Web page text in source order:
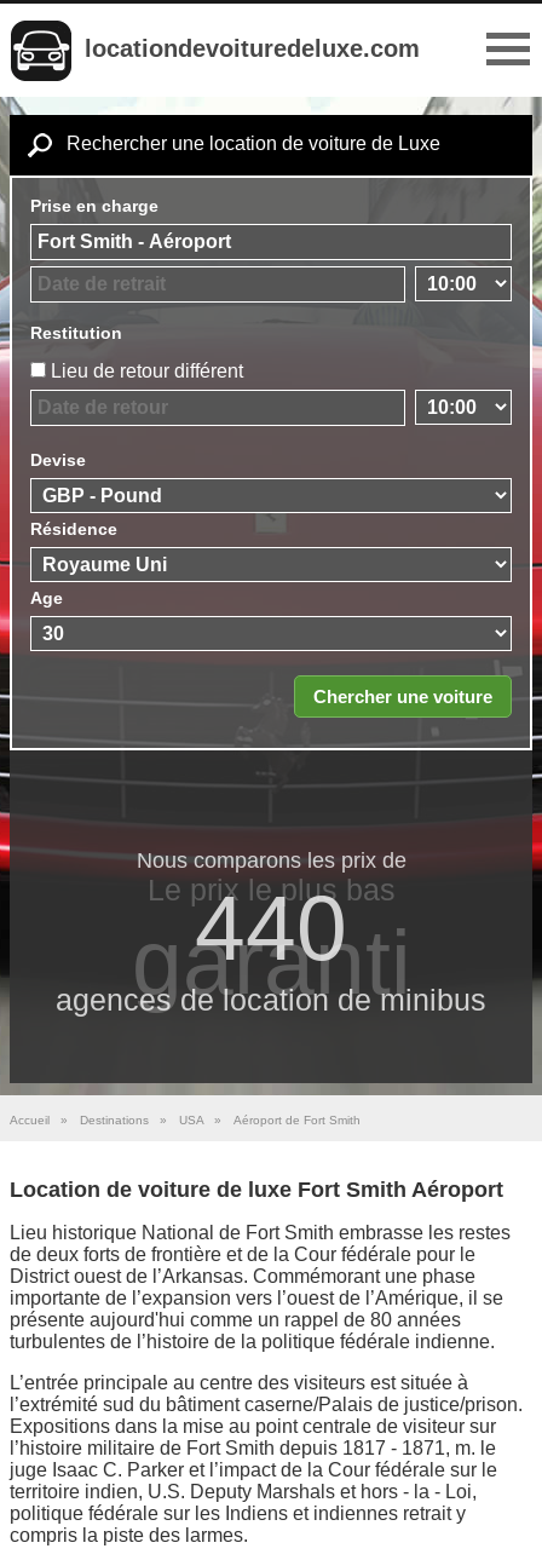
locationdevoituredeluxe.com
Rechercher une location de voiture de Luxe
Prise en charge
Restitution
Lieu de retour différent
Devise
Résidence
Age
Nous comparons les prix de
440
agences de location de minibus
Le prix le​ plus bas
garanti
Accueil » Destinations » USA » Aéroport de Fort Smith
Location de voiture de luxe Fort Smith Aéroport
Lieu historique National de Fort Smith embrasse les restes
de deux forts de frontière et de la Cour fédérale pour le
District ouest de l’Arkansas. Commémorant une phase
importante de l’expansion vers l’ouest de l’Amérique, il se
présente aujourd'hui comme un rappel de 80 années
turbulentes de l’histoire de la politique fédérale indienne.
L’entrée principale au centre des visiteurs est située à
l’extrémité sud du bâtiment caserne/Palais de justice/prison.
Expositions dans la mise au point centrale de visiteur sur
l’histoire militaire de Fort Smith depuis 1817 - 1871, m. le
juge Isaac C. Parker et l’impact de la Cour fédérale sur le
territoire indien, U.S. Deputy Marshals et hors - la - Loi,
politique fédérale sur les Indiens et indiennes retrait y
compris la piste des larmes.